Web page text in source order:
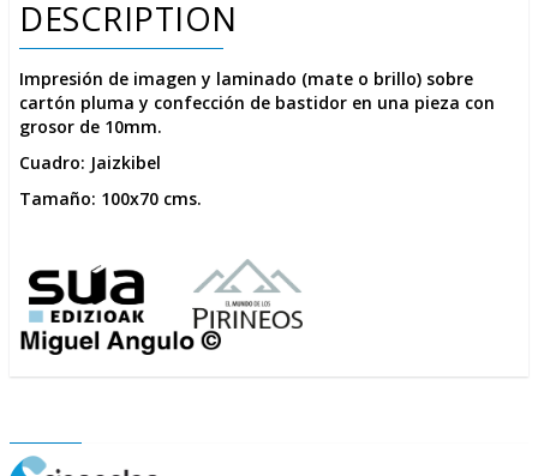
DESCRIPTION
Impresión de imagen y laminado (mate o brillo) sobre
cartón pluma y confección de bastidor en una pieza con
grosor de 10mm.
Cuadro: Jaizkibel
Tamaño: 100x70 cms.